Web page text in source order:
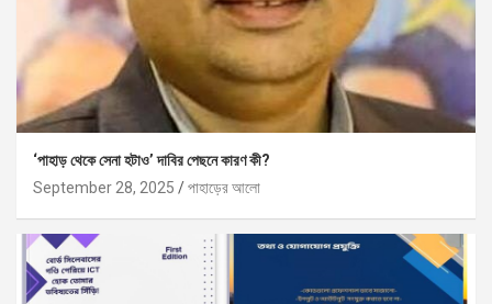
‘পাহাড় থেকে সেনা হটাও’ দাবির পেছনে কারণ কী?
September 28, 2025
পাহাড়ের আলো